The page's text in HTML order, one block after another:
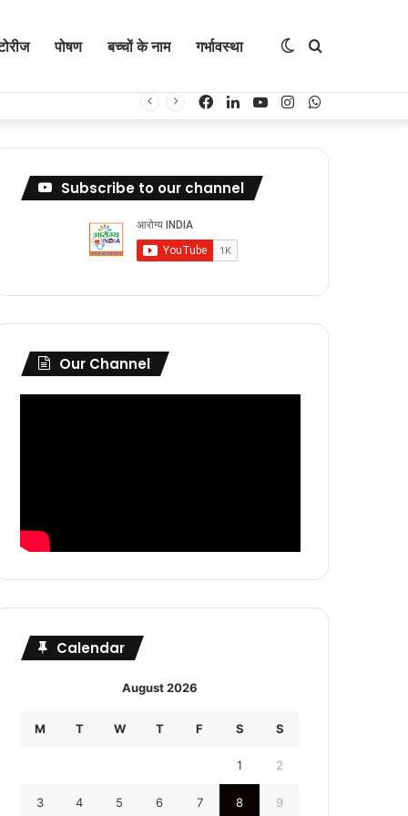
पोषण बच्चों के नाम गर्भावस्था Search
Switch
Instagram
YouTube
LinkedIn
Facebook
Subscribe to our channel
Our Channel
Calendar
August 2026
M T W T F S S
1 2
3 4 5 6 7 8 9